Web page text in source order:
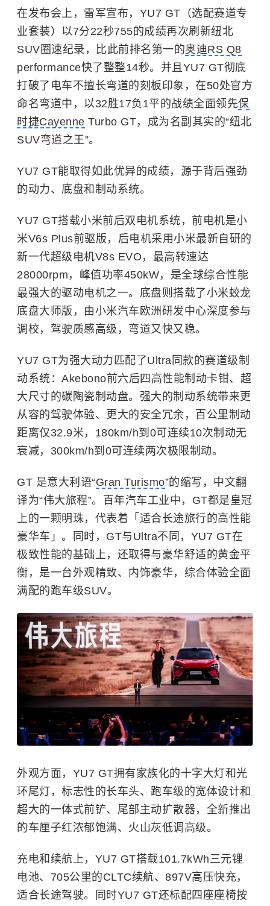
在发布会上， 雷军宣布，YU7 GT（选配赛道专
业套装）以7分22秒755的成绩再次刷新纽北
SUV圈速纪录，比此前排名第一的奥迪RS Q8
performance快了整整14秒。并且YU7 GT彻底
打破了电车不擅长弯道的刻板印象，在50处官方
命名弯道中，以32胜17负1平的战绩全面领先保
时捷Cayenne Turbo GT，成为名副其实的“纽北
SUV弯道之王”。
YU7 GT能取得如此优异的成绩，源于背后强劲
的动力、底盘和制动系统。
YU7 GT搭载小米前后双电机系统，前电机是小
米V6s Plus前驱版，后电机采用小米最新自研的
新一代超级电机V8s EVO，最高转速达
28000rpm，峰值功率450kW，是全球综合性能
最强大的驱动电机之一。底盘则搭载了小米蛟龙
底盘大师版，由小米汽车欧洲研发中心深度参与
调校，驾驶质感高级，弯道又快又稳。
YU7 GT为强大动力匹配了Ultra同款的赛道级制
动系统：Akebono前六后四高性能制动卡钳、超
大尺寸的碳陶瓷制动盘。强大的制动系统带来更
从容的驾驶体验、更大的安全冗余，百公里制动
距离仅32.9米，180km/h到0可连续10次制动无
衰减，300km/h到0可连续两次极限制动。
GT 是意大利语“Gran Turismo”的缩写，中文翻
译为“伟大旅程”。百年汽车工业中，GT都是皇冠
上的一颗明珠，代表着「适合长途旅行的高性能
豪华车」。同时，GT与Ultra不同，YU7 GT在
极致性能的基础上，还取得与豪华舒适的黄金平
衡，是一台外观精致、内饰豪华，综合体验全面
满配的跑车级SUV。
外观方面，YU7 GT拥有家族化的十字大灯和光
环尾灯，标志性的长车头、跑车级的宽体设计和
超大的一体式前铲、尾部主动扩散器，全新推出
的车厘子红浓郁饱满、火山灰低调高级。
充电和续航上，YU7 GT搭载101.7kWh三元锂
电池、705公里的CLTC续航、897V高压快充，
适合长途驾驶。同时YU7 GT还标配四座座椅按